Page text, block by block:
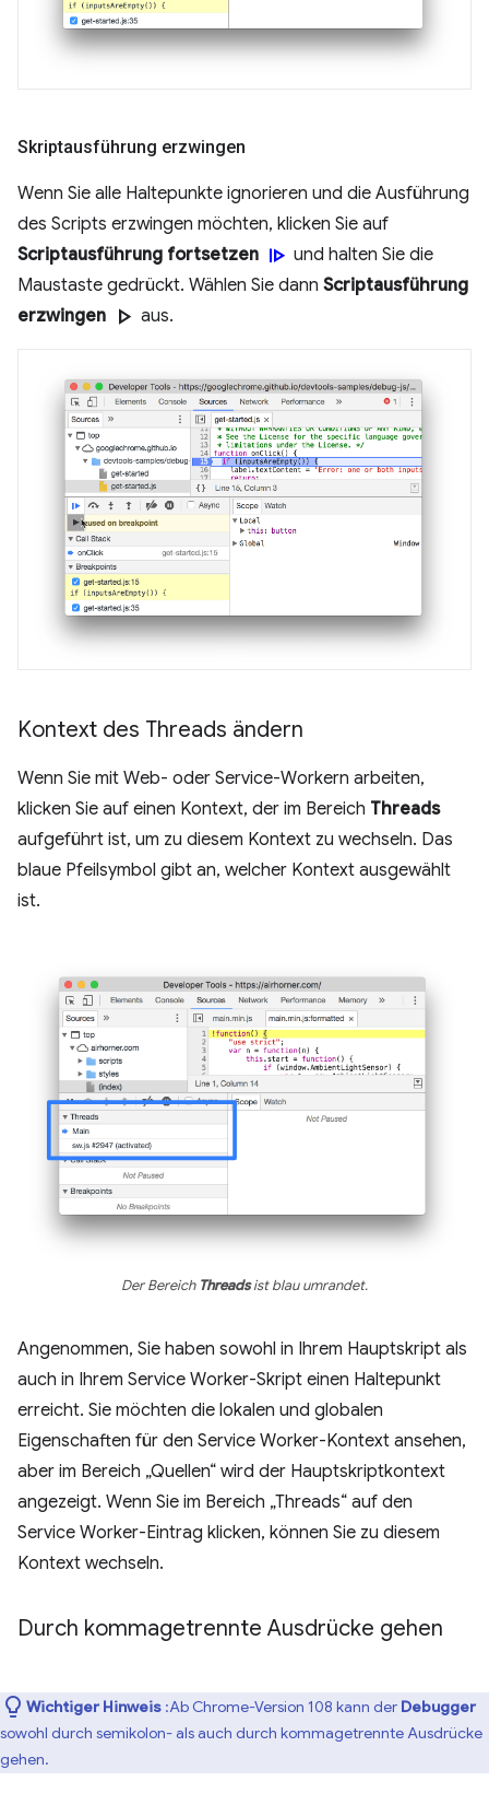
Skriptausführung erzwingen
Wenn Sie alle Haltepunkte ignorieren und die Ausführung
des Scripts erzwingen möchten, klicken Sie auf
Scriptausführung fortsetzen resume und halten Sie die
Maustaste gedrückt. Wählen Sie dann Scriptausführung
erzwingen play_arrow aus.
Kontext des Threads ändern
Wenn Sie mit Web- oder Service-Workern arbeiten,
klicken Sie auf einen Kontext, der im Bereich Threads
aufgeführt ist, um zu diesem Kontext zu wechseln. Das
blaue Pfeilsymbol gibt an, welcher Kontext ausgewählt
ist.
Der Bereich Threadsist blau umrandet.
Angenommen, Sie haben sowohl in Ihrem Hauptskript als
auch in Ihrem Service Worker-Skript einen Haltepunkt
erreicht. Sie möchten die lokalen und globalen
Eigenschaften für den Service Worker-Kontext ansehen,
aber im Bereich „Quellen“ wird der Hauptskriptkontext
angezeigt. Wenn Sie im Bereich „Threads“ auf den
Service Worker-Eintrag klicken, können Sie zu diesem
Kontext wechseln.
Durch kommagetrennte Ausdrücke gehen
Wichtiger Hinweis :Ab Chrome-Version 108 kann der Debugger
sowohl durch semikolon- als auch durch kommagetrennte Ausdrücke
gehen.